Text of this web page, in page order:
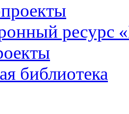
ресурс
библиотека